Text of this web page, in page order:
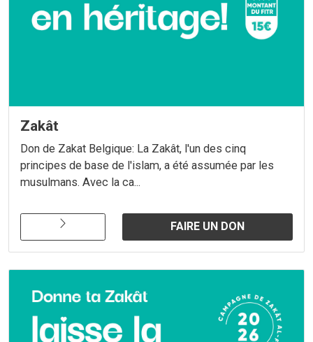
Zakât
Don de Zakat Belgique: La Zakât, l'un des cinq
principes de base de l'islam, a été assumée par les
musulmans. Avec la ca...
FAIRE UN DON